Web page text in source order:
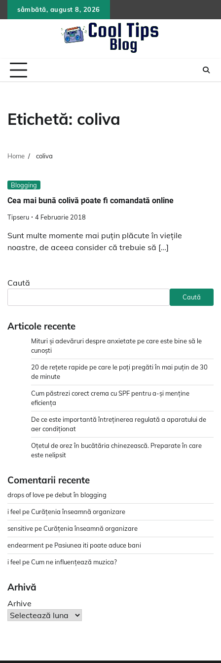
to
sâmbătă, august 8, 2026
Etichetă: coliva
Home coliva
Blogging
Cea mai bună colivă poate fi comandată online
Tipseru 4 Februarie 2018
Sunt multe momente mai puțin plăcute în viețile
noastre, de aceea consider că trebuie să […]
Caută
Caută
Articole recente
Mituri și adevăruri despre anxietate pe care este bine să le
cunoști
20 de rețete rapide pe care le poți pregăti în mai puțin de 30
de minute
Cum păstrezi corect crema cu SPF pentru a-și menține
eficiența
De ce este importantă întreținerea regulată a aparatului de
aer condiționat
Oțetul de orez în bucătăria chinezească. Preparate în care
este nelipsit
Comentarii recente
drops of love pedebut în blogging
i feel peCurățenia înseamnă organizare
sensitive peCurățenia înseamnă organizare
endearment pe Pasiunea iti poate aduce bani
i feel peCum ne influențează muzica?
Arhivă
Arhive